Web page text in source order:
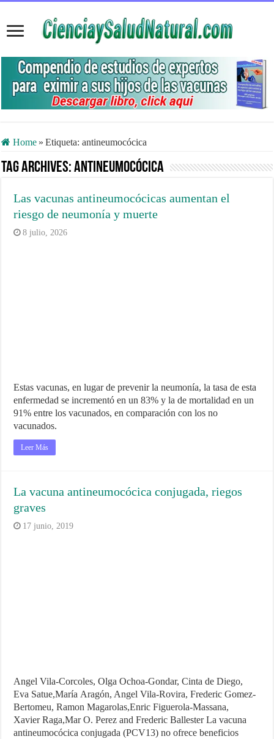
Home » Etiqueta:antineumocócica
Tag Archives:antineumocócica
Las vacunas antineumocócicas aumentan el
riesgo de neumonía y muerte
8 julio, 2026
Estas vacunas, en lugar de prevenir la neumonía, la tasa de esta
enfermedad se incrementó en un 83% y la de mortalidad en un
91% entre los vacunados, en comparación con los no
vacunados.
Leer Más
La vacuna antineumocócica conjugada, riegos
graves
17 junio, 2019
Angel Vila-Corcoles, Olga Ochoa-Gondar, Cinta de Diego,
Eva Satue,María Aragón, Angel Vila-Rovira, Frederic Gomez-
Bertomeu, Ramon Magarolas,Enric Figuerola-Massana,
Xavier Raga,Mar O. Perez and Frederic Ballester La vacuna
antineumocócica conjugada (PCV13) no ofrece beneficios